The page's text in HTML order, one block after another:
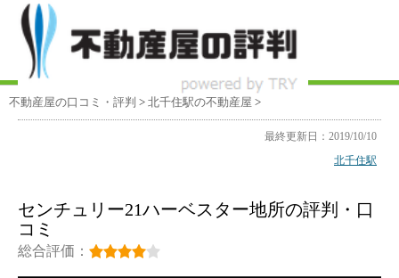
不動産屋の口コミ・評判 > 北千住駅の不動産屋 >
最終更新日：2019/10/10
北千住駅
センチュリー21ハーベスター地所の評判・口
コミ
総合評価：